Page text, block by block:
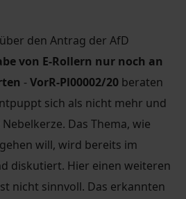
den Antrag der AfD
von E-Rollern nur noch an
-VorR-Pl00002/20 beraten
sich als nicht mehr und
Das Thema, wie
will, wird bereits im
diskutiert. Hier einen weiteren
nicht sinnvoll. Das erkannten